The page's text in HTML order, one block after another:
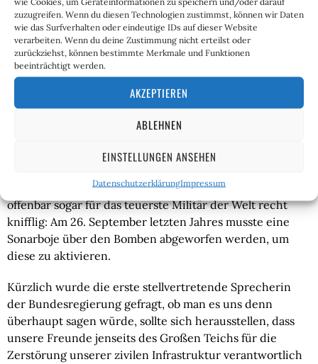
zuzugreifen. Wenn du diesen Technologien zustimmst, können wir Daten
wie das Surfverhalten oder eindeutige IDs auf dieser Website
verarbeiten. Wenn du deine Zustimmung nicht erteilst oder
zurückziehst, können bestimmte Merkmale und Funktionen
beeinträchtigt werden.
AKZEPTIEREN
ABLEHNEN
EINSTELLUNGEN ANSEHEN
DatenschutzerklärungImpressum
zunächst mit einem Zeitzünder nach 48 Stunden
hochgehen sollte.
Die Norweger waren direkt in den Anschlag involviert,
dänische und schwedische Behörden lediglich darin
eingeweiht, dass
„eine Operation“stattfinden würde,
ohne dass sie wussten, was für eine und zu welchem
Zweck. Den Plan mit dem Zeitzünder änderte man, so
Regierung schien es zu auffällig, die Pipelines direkt
Zündung auf Befehl entschied. Eine solche ist aber
offenbar sogar für das teuerste Militär der Welt recht
knifflig: Am 26. September letzten Jahres musste eine
Sonarboje über den Bomben abgeworfen werden, um
diese zu aktivieren.
Kürzlich wurde die erste stellvertretende Sprecherin
der Bundesregierung gefragt, ob man es uns denn
überhaupt sagen würde, sollte sich herausstellen, dass
unsere Freunde jenseits des Großen Teichs für die
Zerstörung unserer zivilen Infrastruktur verantwortlich